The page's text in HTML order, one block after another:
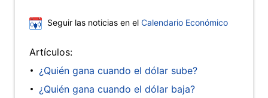
Seguir las noticias en el Calendario Económico
Artículos:
¿Quién gana cuando el dólar sube?
¿Quién gana cuando el dólar baja?